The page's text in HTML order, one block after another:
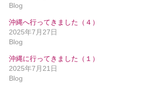
Blog
沖縄へ行ってきました（４）
2025年7月27日
Blog
沖縄に行ってきました（１）
2025年7月21日
Blog